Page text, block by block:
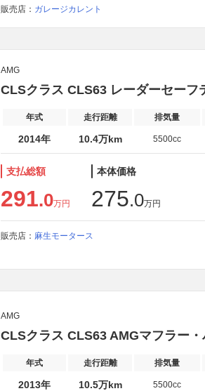
販売店： ガレージカレント
AMG
CLSクラス CLS63 レーダーセー
年式 走行距離 排気量
2014年 10.4万km 5500cc
支払総額
291.0万円
本体価格
275.0万円
販売店： 麻生モータース
AMG
CLSクラス CLS63 AMGマフラー
年式 走行距離 排気量
2013年 10.5万km 5500cc